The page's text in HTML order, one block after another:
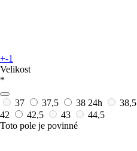
+-1
Velikost
*
37 37,5 38 24h 38,5
42
42,5 43
44,5
Toto pole je povinné